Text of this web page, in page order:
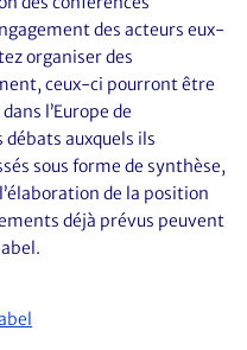
des acteurs eux-
organiser des
ceux-ci pourront être
l’Europe de
auxquels ils
sous forme de synthèse,
de la position
déjà prévus peuvent